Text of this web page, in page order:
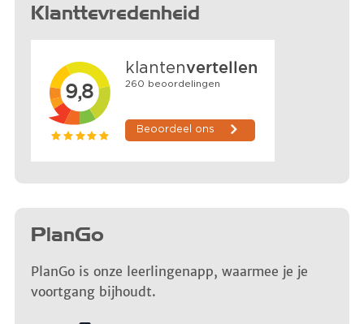
Klanttevredenheid
PlanGo
PlanGo is onze leerlingenapp, waarmee je je
voortgang bijhoudt.